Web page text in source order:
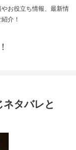
お役立ち情報、最新情
介！
タバレと